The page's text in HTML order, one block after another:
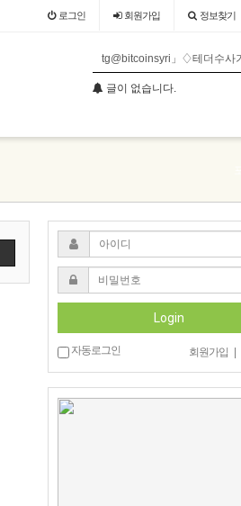
로그인 회원가입 정보찾기
글이 없습니다.
Login
자동로그인 회원가입